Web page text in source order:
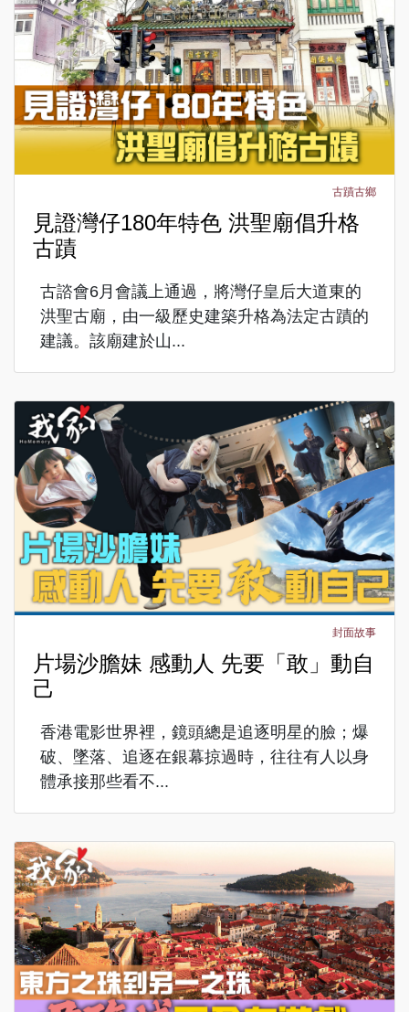
古蹟古鄉
見證灣仔180年特色 洪聖廟倡升格
古蹟
古諮會6月會議上通過，將灣仔皇后大道東的
洪聖古廟，由一級歷史建築升格為法定古蹟的
建議。該廟建於山...
封面故事
片場沙膽妹 感動人 先要「敢」動自
己
香港電影世界裡，鏡頭總是追逐明星的臉；爆
破、墜落、追逐在銀幕掠過時，往往有人以身
體承接那些看不...